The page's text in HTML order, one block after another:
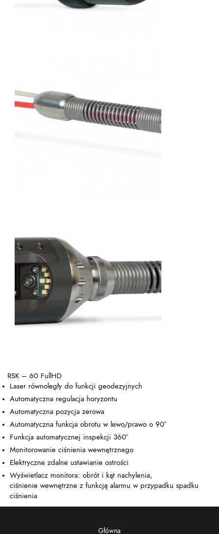
RSK – 60 FullHD
Laser równoległy do ​​funkcji geodezyjnych
Automatyczna regulacja horyzontu
Automatyczna pozycja zerowa
Automatyczna funkcja obrotu w lewo/prawo o 90°
Funkcja automatycznej inspekcji 360°
Monitorowanie ciśnienia wewnętrznego
Elektryczne zdalne ustawianie ostrości
Wyświetlacz monitora: obrót i kąt nachylenia,
ciśnienie wewnętrzne z funkcją alarmu w przypadku spadku
ciśnienia
Główna